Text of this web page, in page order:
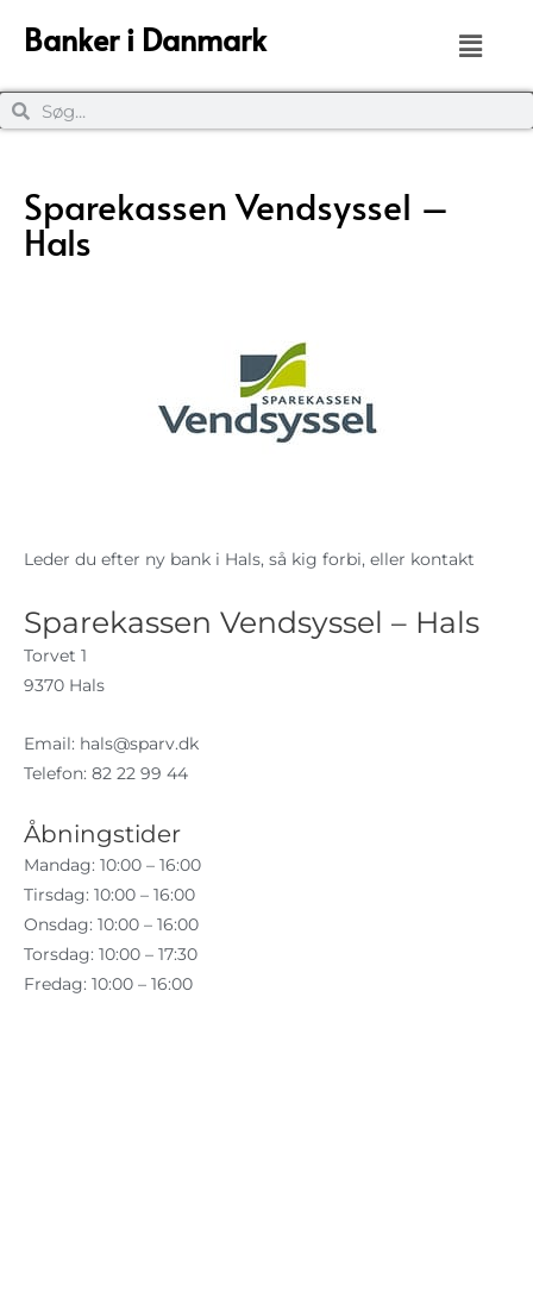
Banker i Danmark
Sparekassen Vendsyssel –
Hals
Leder du efter ny bank i Hals, så kig forbi, eller kontakt
Sparekassen Vendsyssel – Hals
Torvet 1
9370 Hals
Email: hals@sparv.dk
Telefon: 82 22 99 44
Åbningstider
Mandag: 10:00 – 16:00
Tirsdag: 10:00 – 16:00
Onsdag: 10:00 – 16:00
Torsdag: 10:00 – 17:30
Fredag: 10:00 – 16:00